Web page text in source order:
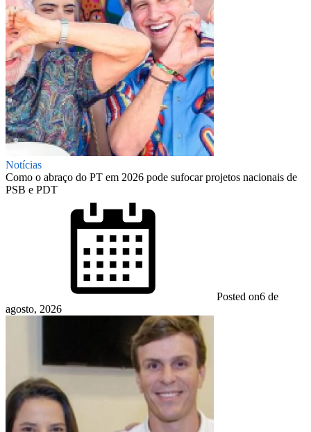
Notícias
Como o abraço do PT em 2026 pode sufocar projetos nacionais de
PSB e PDT
Posted on6 de
agosto, 2026